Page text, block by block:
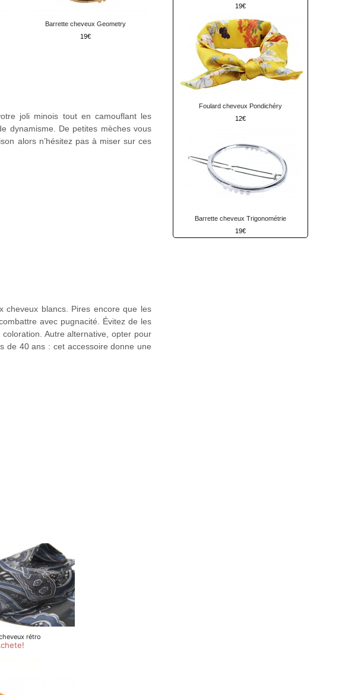
Barrette cheveux Geometry
19
joli minois tout en camouflant les
dynamisme. De petites mèches vous
alors n’hésitez pas à miser sur ces
cheveux blancs. Pires encore que les
avec pugnacité. Évitez de les
Autre alternative, opter pour
de 40 ans : cet accessoire donne une
19
Foulard cheveux Pondichéry
12
Barrette cheveux Trigonométrie
19